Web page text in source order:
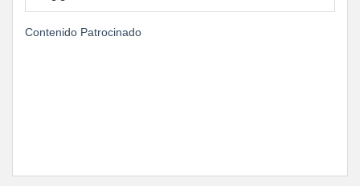
Contenido Patrocinado